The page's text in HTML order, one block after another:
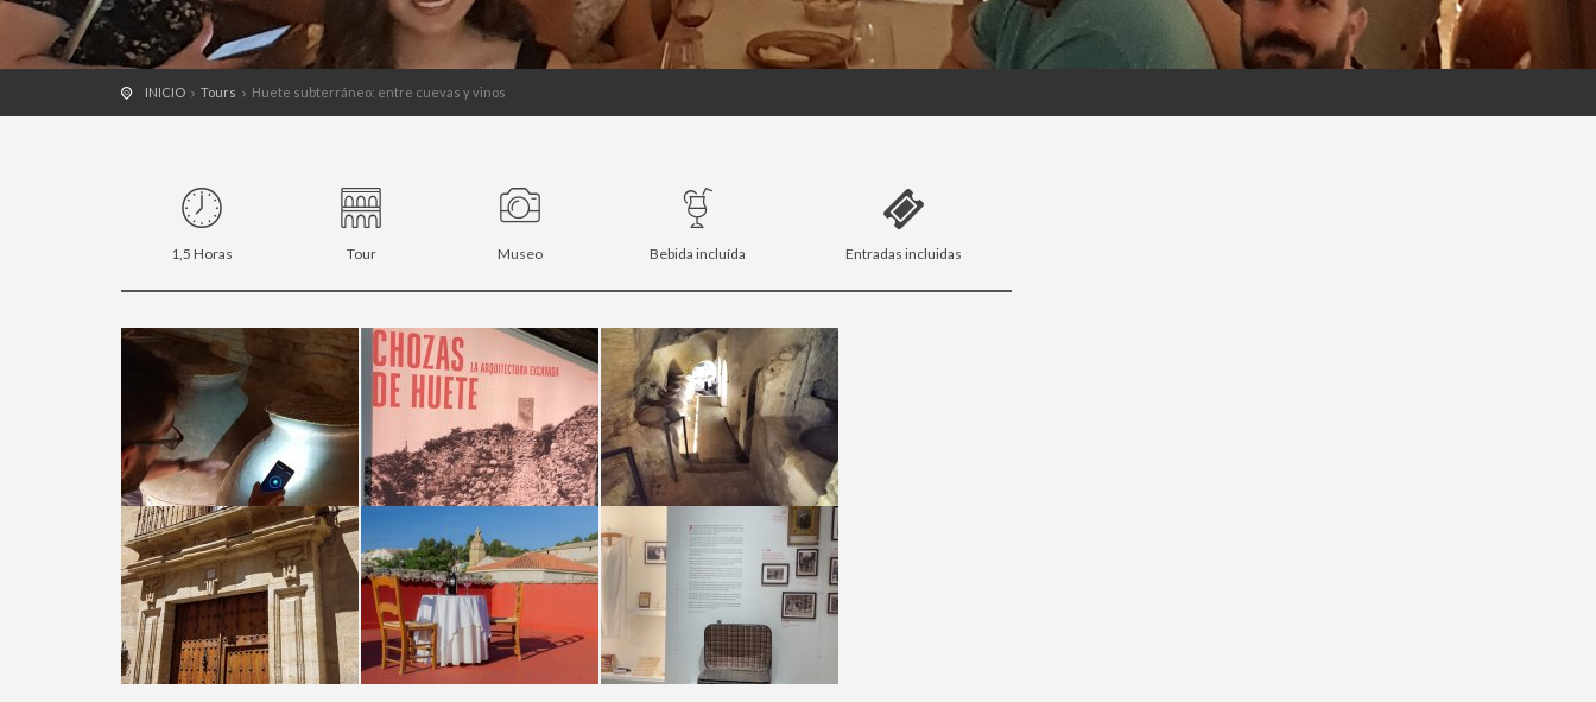
INICIO Tours Huete subterráneo: entre cuevas y vinos
1,5 Horas Tour Museo Bebida incluída Entradas incluidas